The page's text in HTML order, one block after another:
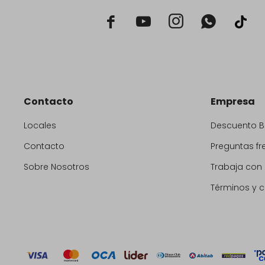
  
Contacto
Locales
Contacto
Sobre Nosotros
Empresa
Descuento
Preguntas
Trabaja
Términos y